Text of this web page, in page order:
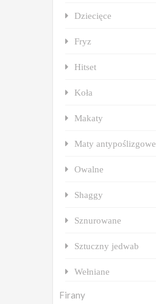
Dziecięce
Fryz
Hitset
Koła
Makaty
Maty antypoślizgowe
Owalne
Shaggy
Sznurowane
Sztuczny jedwab
Wełniane
Firany